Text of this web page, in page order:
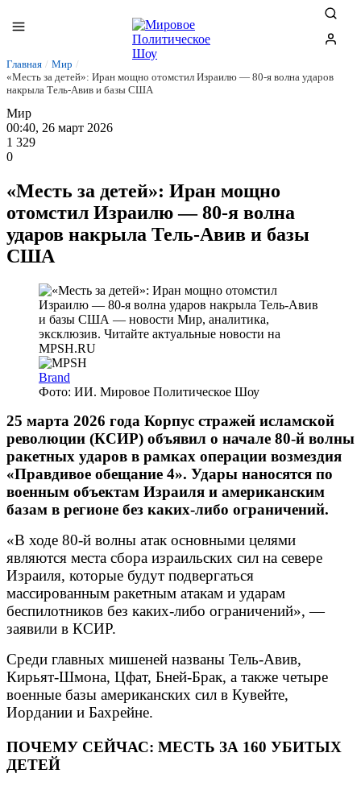
Главная / Мир /
«Месть за детей»: Иран мощно отомстил Израилю — 80-я волна ударов
накрыла Тель-Авив и базы США
Мир
00:40, 26 март 2026
1 329
0
«Месть за детей»: Иран мощно
отомстил Израилю — 80-я волна
ударов накрыла Тель-Авив и базы
США
Brand
Фото: ИИ. Мировое Политическое Шоу
25 марта 2026 года Корпус стражей исламской
революции (КСИР) объявил о начале 80-й волны
ракетных ударов в рамках операции возмездия
«Правдивое обещание 4». Удары наносятся по
военным объектам Израиля и американским
базам в регионе без каких-либо ограничений.
«В ходе 80-й волны атак основными целями
являются места сбора израильских сил на севере
Израиля, которые будут подвергаться
массированным ракетным атакам и ударам
беспилотников без каких-либо ограничений», —
заявили в КСИР.
Среди главных мишеней названы Тель-Авив,
Кирьят-Шмона, Цфат, Бней-Брак, а также четыре
военные базы американских сил в Кувейте,
Иордании и Бахрейне.
ПОЧЕМУ СЕЙЧАС: МЕСТЬ ЗА 160 УБИТЫХ
ДЕТЕЙ